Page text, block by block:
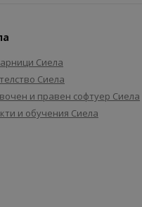
Сиела
Сиела
и правен софтуер Сиела
и обучения Сиела